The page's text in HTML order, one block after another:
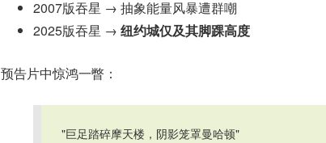
2007版吞星 → 抽象能量风暴遭群嘲
2025版吞星 → 纽约城仅及其脚踝高度
预告片中惊鸿一瞥：
"巨足踏碎摩天楼，阴影笼罩曼哈顿"